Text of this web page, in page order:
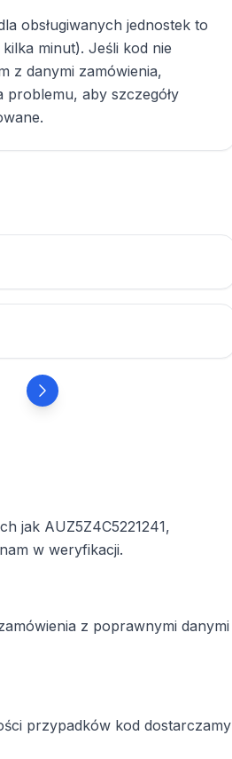
obsługiwanych jednostek to
minut). Jeśli kod nie
z danymi zamówienia,
aby szczegóły
jak AUZ5Z4C5221241,
w weryfikacji.
z poprawnymi danymi
przypadków kod dostarczamy